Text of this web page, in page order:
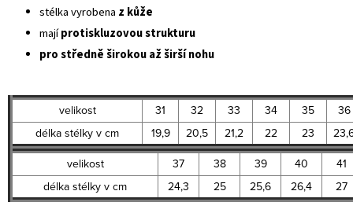
stélka vyrobena z kůže
majíprotiskluzovou strukturu
pro středně širokou až širší nohu
velikost 31 32 33 34 35
36
délka stélky v cm
19,9 20,5 21,2 22 23
velikost
37 38 39 40
41
délka stélky v cm
24,3 25 25,6 26,4
27